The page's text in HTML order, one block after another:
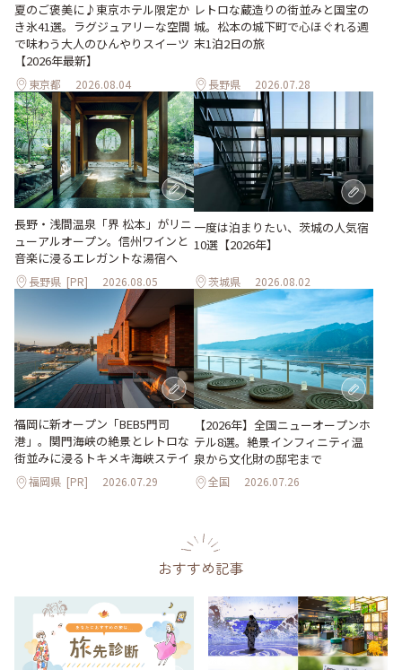
夏のご褒美に♪東京ホテル限定か
き氷41選。ラグジュアリーな空間
で味わう大人のひんやりスイーツ
【2026年最新】
東京都 2026.08.04
レトロな蔵造りの街並みと国宝の
城。松本の城下町で心ほぐれる週
末1泊2日の旅
長野県 2026.07.28
長野・浅間温泉「界 松本」がリニ
ューアルオープン。信州ワインと
音楽に浸るエレガントな湯宿へ
長野県 [PR] 2026.08.05
一度は泊まりたい、茨城の人気宿
10選【2026年】
茨城県 2026.08.02
福岡に新オープン「BEB5門司
港」。関門海峡の絶景とレトロな
街並みに浸るトキメキ海峡ステイ
福岡県 [PR] 2026.07.29
【2026年】全国ニューオープンホ
テル8選。絶景インフィニティ温
泉から文化財の邸宅まで
全国 2026.07.26
おすすめ記事